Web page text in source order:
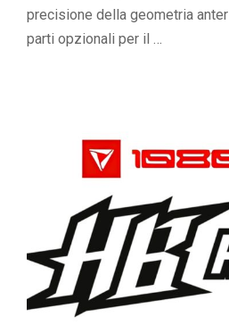
precisione della geometria
parti opzionali per il …